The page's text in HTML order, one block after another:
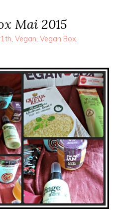
Mai 2015
, Vegan, Vegan Box,